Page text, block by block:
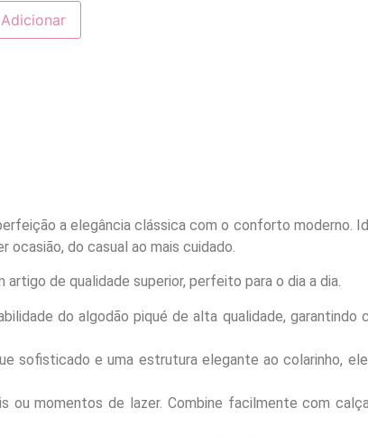
Adicionar
a elegância clássica com o conforto moderno.
do casual ao mais cuidado.
artigo de qualidade superior, perfeito para o dia a dia.
do algodão piqué de alta qualidade, garantindo
sofisticado e uma estrutura elegante ao colarinho,
ou momentos de lazer. Combine facilmente com